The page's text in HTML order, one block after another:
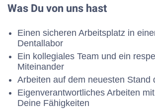
Was Du von uns hast
Einen sicheren Arbeitsplatz in
Dentallabor
Ein kollegiales Team und ein
Miteinander
Arbeiten auf dem neuesten Stand
Eigenverantwortliches Arbeiten
Deine Fähigkeiten